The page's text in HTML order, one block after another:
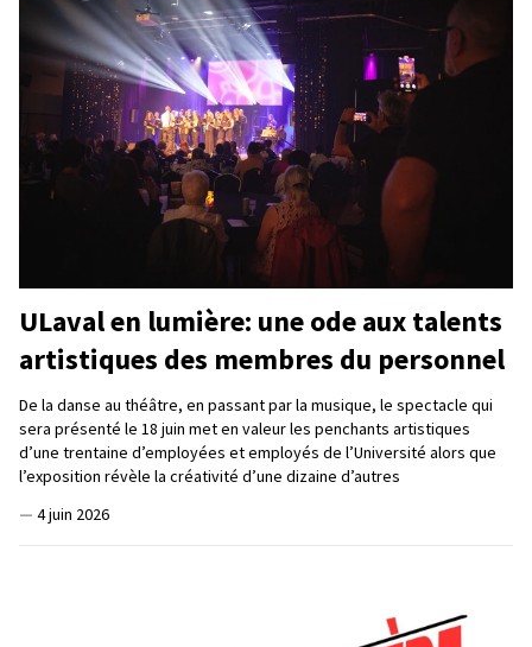
ULaval en lumière: une ode aux talents
artistiques des membres du personnel
De la danse au théâtre, en passant par la musique, le spectacle qui
sera présenté le 18 juin met en valeur les penchants artistiques
d’une trentaine d’employées et employés de l’Université alors que
l’exposition révèle la créativité d’une dizaine d’autres
— 4 juin 2026